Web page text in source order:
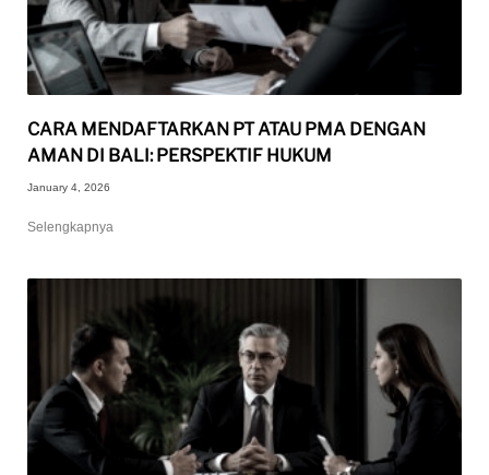
CARA MENDAFTARKAN PT ATAU PMA DENGAN
AMAN DI BALI: PERSPEKTIF HUKUM
January 4, 2026
Selengkapnya